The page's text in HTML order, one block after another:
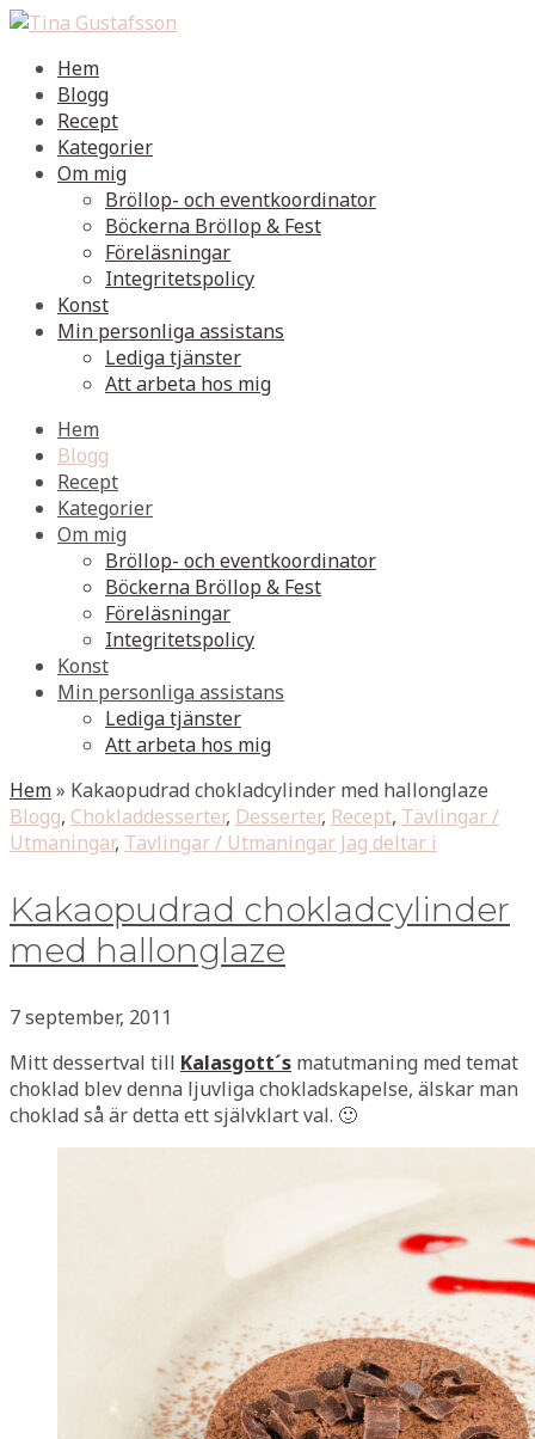
Hem
Blogg
Recept
Kategorier
Om mig
Bröllop- och eventkoordinator
Böckerna Bröllop & Fest
Föreläsningar
Integritetspolicy
Konst
Min personliga assistans
Lediga tjänster
Att arbeta hos mig
Hem
Blogg
Recept
Kategorier
Om mig
Bröllop- och eventkoordinator
Böckerna Bröllop & Fest
Föreläsningar
Integritetspolicy
Konst
Min personliga assistans
Lediga tjänster
Att arbeta hos mig
Hem» Kakaopudrad chokladcylinder med hallonglaze
Blogg, Chokladdesserter, Desserter, Recept, Tävlingar /
Utmaningar, Tävlingar / Utmaningar Jag deltar i
Kakaopudrad chokladcylinder
med hallonglaze
7 september, 2011
Mitt dessertval till Kalasgott´s matutmaning med temat
choklad blev denna ljuvliga chokladskapelse, älskar man
choklad så är detta ett självklart val. 🙂